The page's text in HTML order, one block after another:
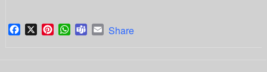
Facebook
X PinterestWhatsApp
TeamsEmail
Share